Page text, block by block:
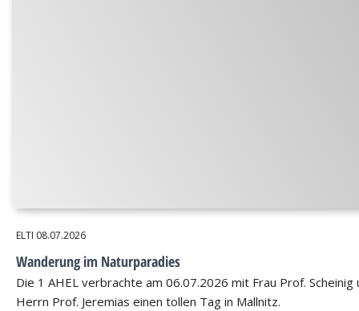
ELTI 08.07.2026
Wanderung im Naturparadies
Die 1 AHEL verbrachte am 06.07.2026 mit Frau Prof. Scheinig
Herrn Prof. Jeremias einen tollen Tag in Mallnitz.